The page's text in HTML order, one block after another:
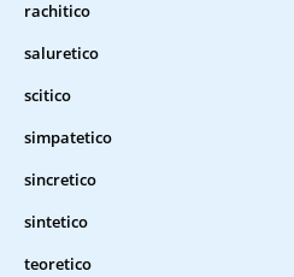
rachitico
saluretico
scitico
simpatetico
sincretico
sintetico
teoretico